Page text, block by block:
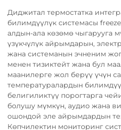
Диджитал термостатка
билимдүүлүк системасы
алдын-ала көзөмө чыгарууга
үзүкчүлүк айрымдарын,
жана системанын эчненим
менен тизиктейт жана бул
маанилерге жол берүү үчүн
температуралардын
белигиликтүү порогтарга
болушу мүмкүн, аудио жана
ошондой эле айрымдардын
Көпчилектин мониторинг